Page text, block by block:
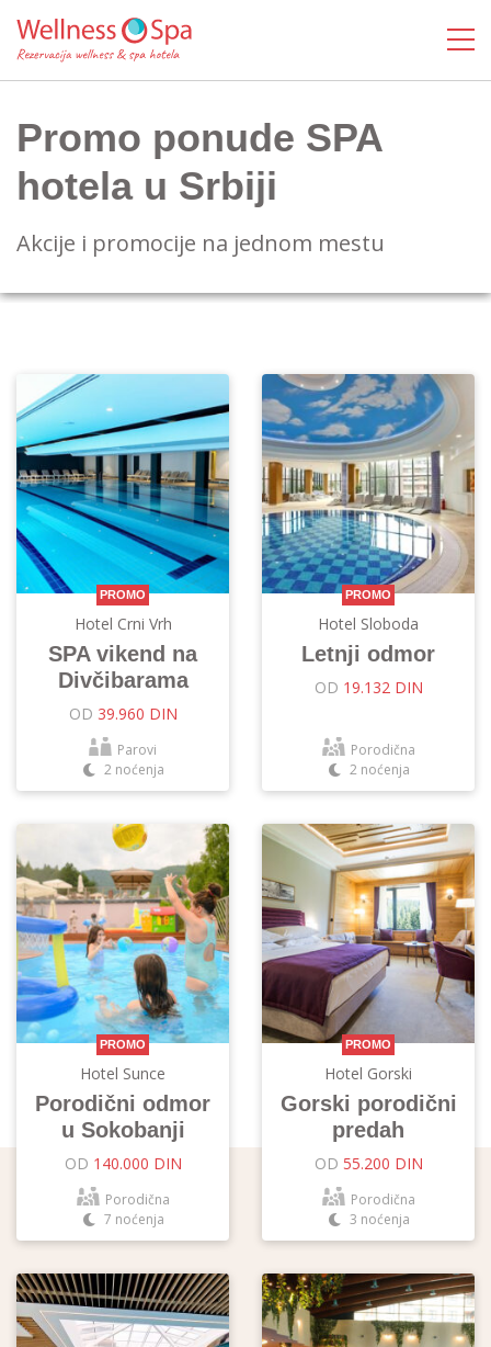
Promo ponude SPA
hotela u Srbiji
Akcije i promocije na jednom mestu
PROMO
Hotel Crni Vrh
SPA vikend na
Divčibarama
OD 39.960 DIN
Parovi
2 noćenja
PROMO
Hotel Sloboda
Letnji odmor
OD 19.132 DIN
Porodična
2 noćenja
PROMO
Hotel Sunce
Porodični odmor
u Sokobanji
OD 140.000 DIN
Porodična
7 noćenja
PROMO
Hotel Gorski
Gorski porodični
predah
OD 55.200 DIN
Porodična
3 noćenja